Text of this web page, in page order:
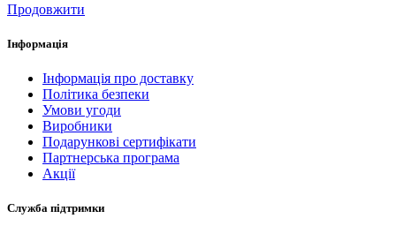
Продовжити
Інформація
Інформація про доставку
Політика безпеки
Умови угоди
Виробники
Подарункові сертифікати
Партнерська програма
Акції
Служба підтримки